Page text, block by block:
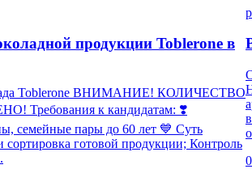
продукции Toblerone в
Toblerone ВНИМАНИЕ! КОЛИЧЕСТВО
Требования к кандидатам: ❣️
семейные пары до 60 лет 💙 Суть
сортировка готовой продукции; Контроль